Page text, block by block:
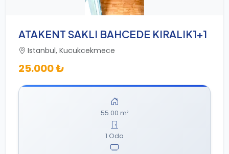
ATAKENT SAKLI BAHCEDE KIRALIK1+1
Istanbul, Kucukcekmece
25.000 ₺
55.00 m²
1 Oda